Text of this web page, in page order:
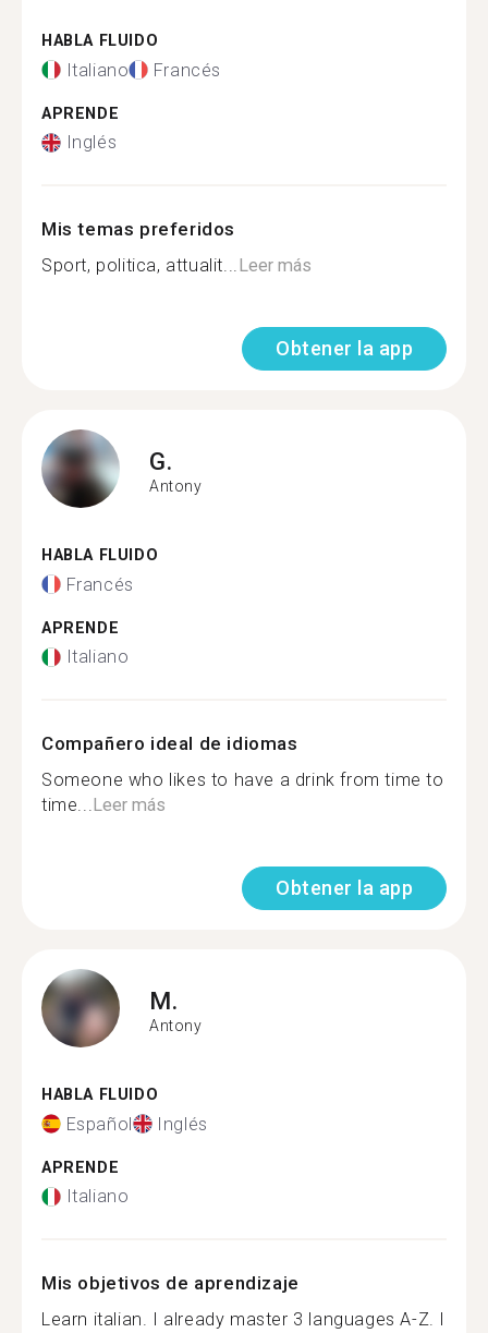
HABLA FLUIDO
Italiano Francés
APRENDE
Inglés
Mis temas preferidos
Sport, politica, attualit...Leer más
Obtener la app
G.
Antony
HABLA FLUIDO
Francés
APRENDE
Italiano
Compañero ideal de idiomas
Someone who likes to have a drink from time to
time...Leer más
Obtener la app
M.
Antony
HABLA FLUIDO
Español Inglés
APRENDE
Italiano
Mis objetivos de aprendizaje
Learn italian. I already master 3 languages A-Z. I